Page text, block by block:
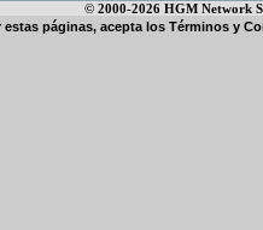
© 2000-2026 HGM Network
estas páginas, acepta los Términos y